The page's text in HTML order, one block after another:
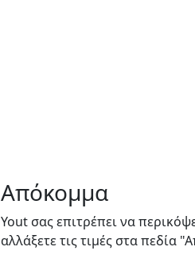
Απόκομμα
Yout σας επιτρέπει να
αλλάξετε τις τιμές στα πεδία